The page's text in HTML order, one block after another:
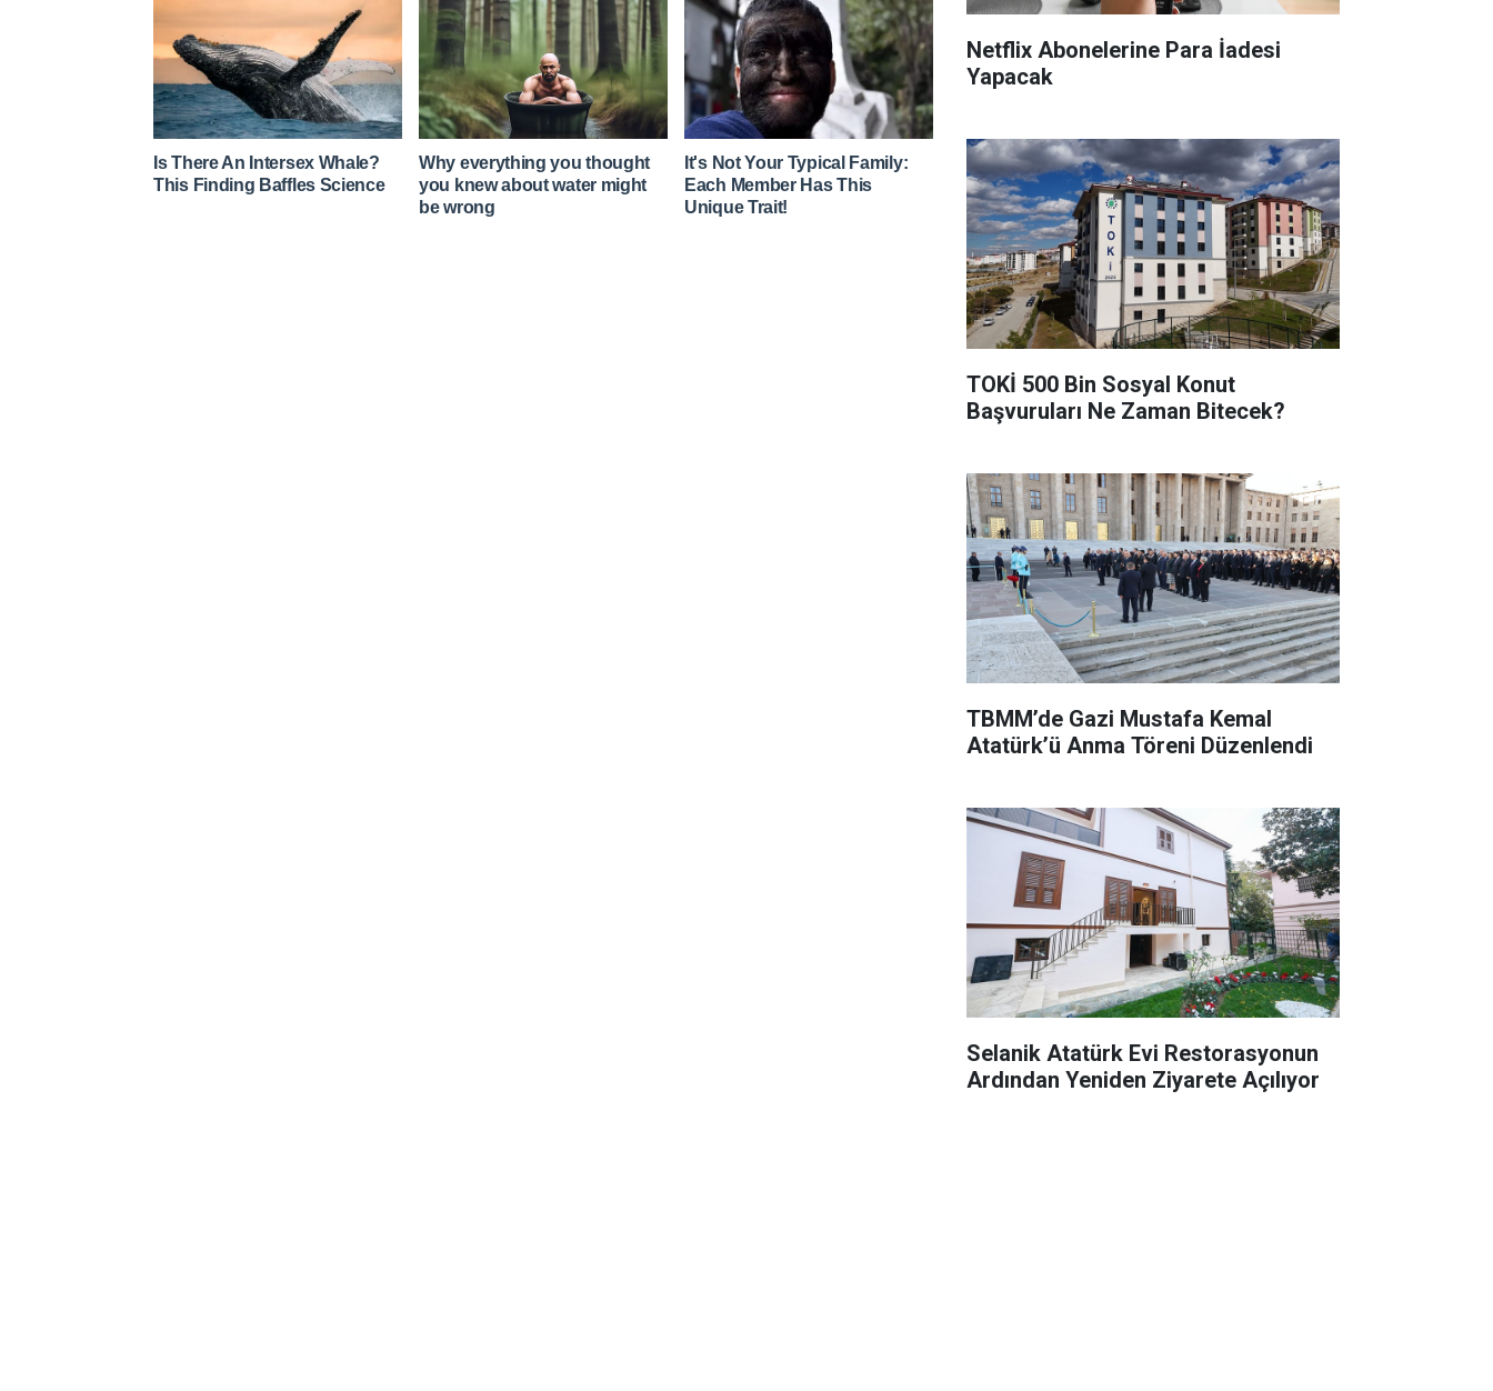
Netflix Abonelerine Para İadesi
Yapacak
TOKİ 500 Bin Sosyal Konut
Başvuruları Ne Zaman Bitecek?
TBMM’de Gazi Mustafa Kemal
Atatürk’ü Anma Töreni Düzenlendi
Selanik Atatürk Evi Restorasyonun
Ardından Yeniden Ziyarete Açılıyor